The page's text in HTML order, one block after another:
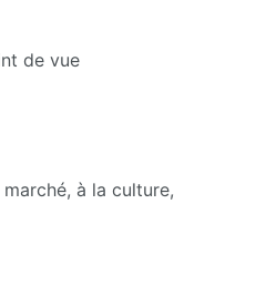
de vue
à la culture,